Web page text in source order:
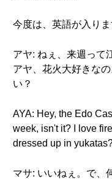
今度は、英語が入りま
アヤ: ねぇ、来週って
アヤ、花火大好きな
い？
AYA: Hey, the Edo
week, isn't it? I love
dressed up in
マサ: いいねぇ。で、